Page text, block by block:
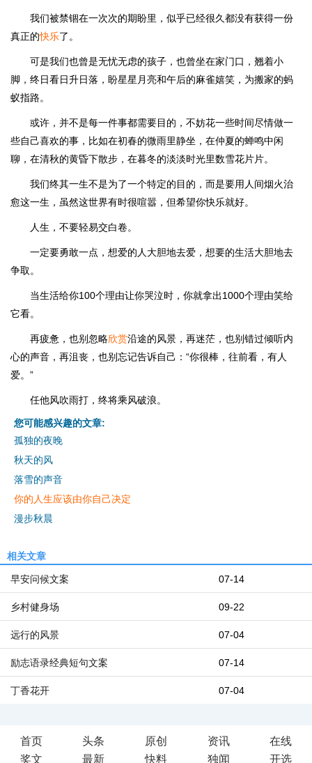
我们被禁锢在一次次的期盼里，似乎已经很久都没有获得一份
真正的快乐了。
可是我们也曾是无忧无虑的孩子，也曾坐在家门口，翘着小
脚，终日看日升日落，盼星星月亮和午后的麻雀嬉笑，为搬家的蚂
蚁指路。
或许，并不是每一件事都需要目的，不妨花一些时间尽情做一
些自己喜欢的事，比如在初春的微雨里静坐，在仲夏的蝉鸣中闲
聊，在清秋的黄昏下散步，在暮冬的淡淡时光里数雪花片片。
我们终其一生不是为了一个特定的目的，而是要用人间烟火治
愈这一生，虽然这世界有时很喧嚣，但希望你快乐就好。
人生，不要轻易交白卷。
一定要勇敢一点，想爱的人大胆地去爱，想要的生活大胆地去
争取。
当生活给你100个理由让你哭泣时，你就拿出1000个理由笑给
它看。
再疲惫，也别忽略欣赏沿途的风景，再迷茫，也别错过倾听内
心的声音，再沮丧，也别忘记告诉自己：“你很棒，往前看，有人
爱。”
任他风吹雨打，终将乘风破浪。
您可能感兴趣的文章:
孤独的夜晚
秋天的风
落雪的声音
你的人生应该由你自己决定
漫步秋晨
相关文章
07-14
早安问候文案
09-22
乡村健身场
07-04
远行的风景
07-14
励志语录经典短句文案
07-04
丁香花开
首页 头条 原创 资讯
在线
奖文
最新 快料 独闻 开选